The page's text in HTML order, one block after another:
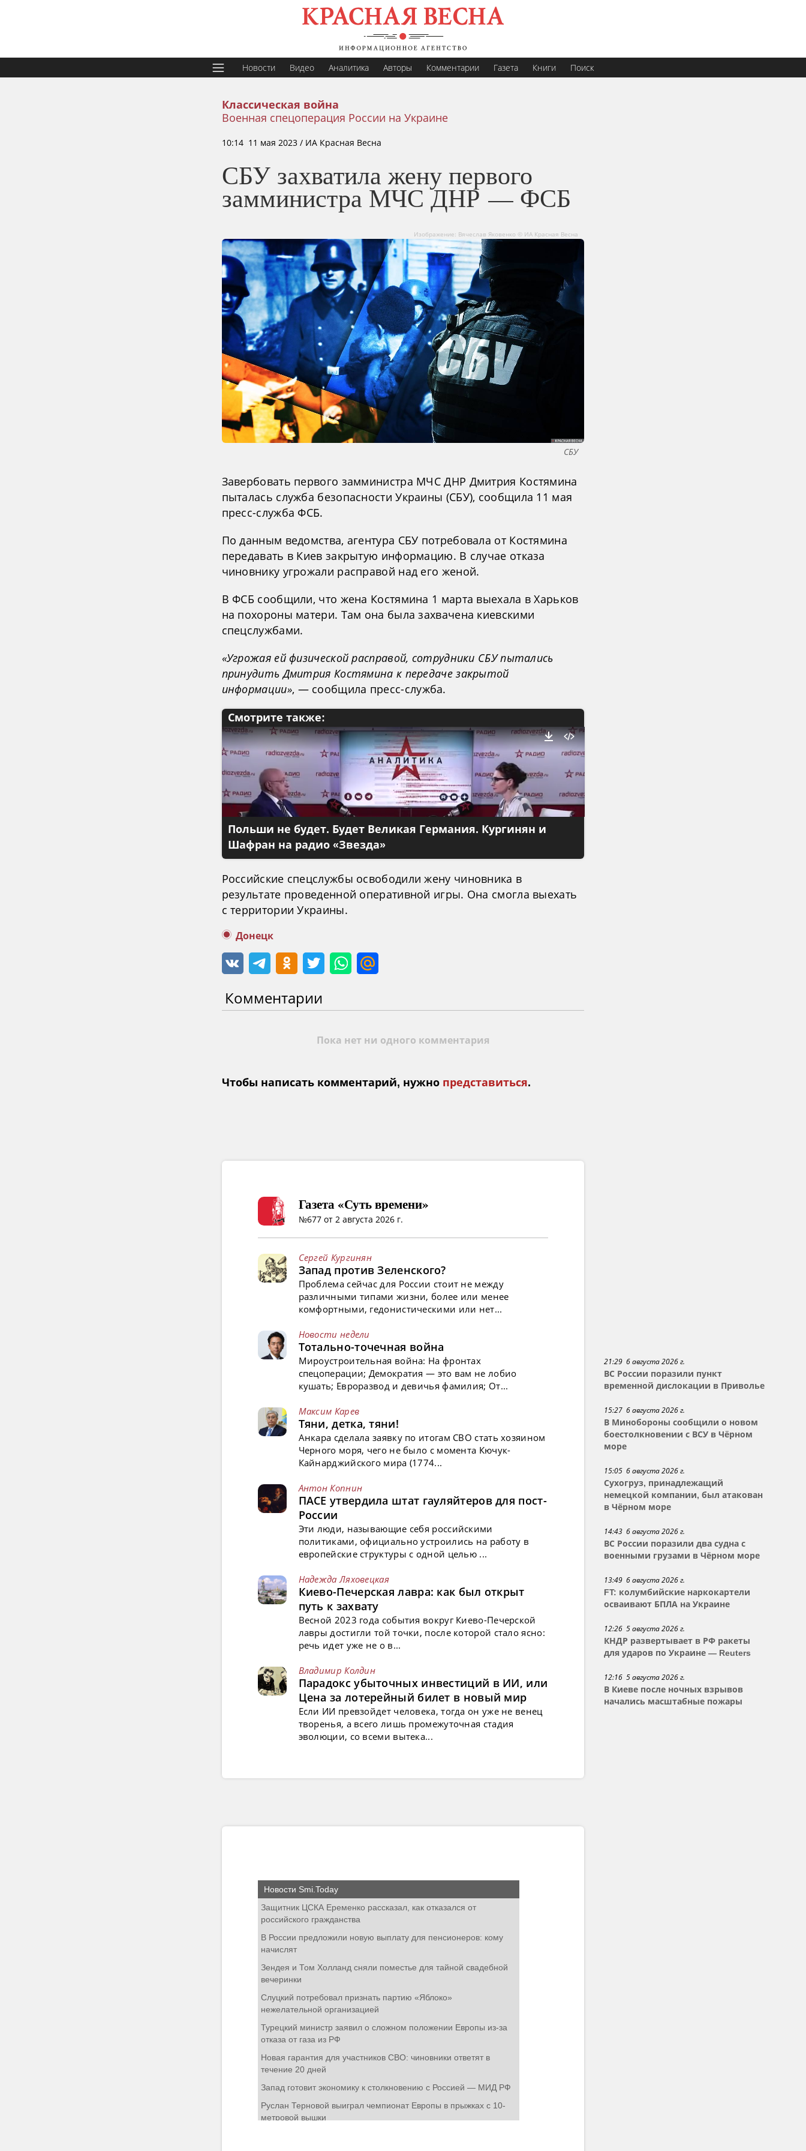
Новости Видео Аналитика Авторы Комментарии Газета Книги Поиск
Классическая война
Военная спецоперация России на Украине
10:14 11 мая 2023 / ИА Красная Весна
СБУ захватила жену первого
замминистра МЧС ДНР — ФСБ
Изображение: Вячеслав Яковенко © ИА Красная Весна
СБУ
Завербовать первого замминистра МЧС ДНР Дмитрия Костямина
пыталась служба безопасности Украины (СБУ), сообщила 11 мая
пресс-служба ФСБ.
По данным ведомства, агентура СБУ потребовала от Костямина
передавать в Киев закрытую информацию. В случае отказа
чиновнику угрожали расправой над его женой.
В ФСБ сообщили, что жена Костямина 1 марта выехала в Харьков
на похороны матери. Там она была захвачена киевскими
спецслужбами.
«Угрожая ей физической расправой, сотрудники СБУ пытались
принудить Дмитрия Костямина к передаче закрытой
информации», — сообщила пресс-служба.
Смотрите также:
Польши не будет. Будет Великая Германия. Кургинян и
Шафран на радио «Звезда»
Российские спецслужбы освободили жену чиновника в
результате проведенной оперативной игры. Она смогла выехать
с территории Украины.
Донецк
Комментарии
Пока нет ни одного комментария
Чтобы написать комментарий, нужно представиться.
21:29 6 августа 2026 г.
ВС России поразили пункт
временной дислокации в Приволье
15:27 6 августа 2026 г.
В Минобороны сообщили о новом
боестолкновении с ВСУ в Чёрном
море
15:05 6 августа 2026 г.
Сухогруз, принадлежащий
немецкой компании, был атакован
в Чёрном море
14:43 6 августа 2026 г.
ВС России поразили два судна с
военными грузами в Чёрном море
13:49 6 августа 2026 г.
FT: колумбийские наркокартели
осваивают БПЛА на Украине
12:26 5 августа 2026 г.
КНДР развертывает в РФ ракеты
для ударов по Украине — Reuters
12:16 5 августа 2026 г.
В Киеве после ночных взрывов
начались масштабные пожары
Газета «Суть времени»
№677 от 2 августа 2026 г.
Сергей Кургинян
Запад против Зеленского?
Проблема сейчас для России стоит не между
различными типами жизни, более или менее
комфортными, гедонистическими или нет...
Новости недели
Тотально-точечная война
Мироустроительная война: На фронтах
спецоперации; Демократия — это вам не лобио
кушать; Евроразвод и девичья фамилия; От...
Максим Карев
Тяни, детка, тяни!
Анкара сделала заявку по итогам СВО стать хозяином
Черного моря, чего не было с момента Кючук-
Кайнарджийского мира (1774...
Антон Копнин
ПАСЕ утвердила штат гауляйтеров для пост-
России
Эти люди, называющие себя российскими
политиками, официально устроились на работу в
европейские структуры с одной целью ...
Надежда Ляховецкая
Киево-Печерская лавра: как был открыт
путь к захвату
Весной 2023 года события вокруг Киево-Печерской
лавры достигли той точки, после которой стало ясно:
речь идет уже не о в...
Владимир Колдин
Парадокс убыточных инвестиций в ИИ, или
Цена за лотерейный билет в новый мир
Если ИИ превзойдет человека, тогда он уже не венец
творенья, а всего лишь промежуточная стадия
эволюции, со всеми вытека...